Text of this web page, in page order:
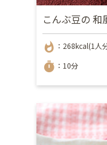
こんぶ豆の 和
whatshot ：268kcal(1人
timer ：10分